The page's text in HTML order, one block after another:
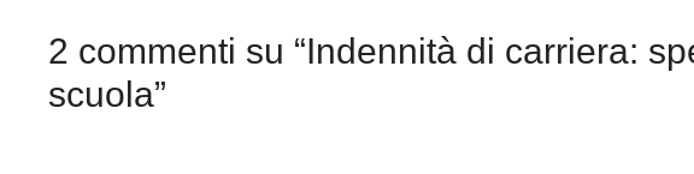
2 commenti su “Indennità di carriera:
scuola”